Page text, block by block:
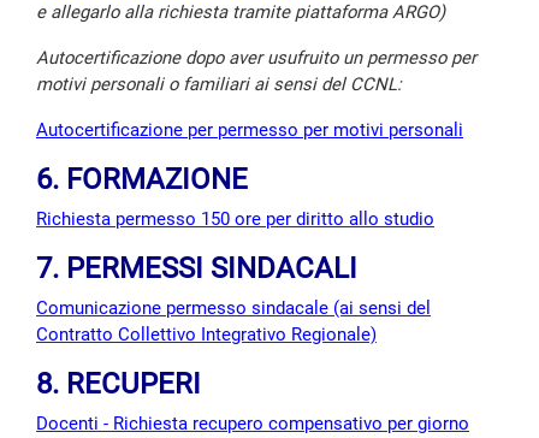
e allegarlo alla richiesta tramite piattaforma ARGO)
Autocertificazione dopo aver usufruito un permesso per
motivi personali o familiari ai sensi del CCNL:
Autocertificazione per permesso per motivi personali
6. FORMAZIONE
Richiesta permesso 150 ore per diritto allo studio
7. PERMESSI SINDACALI
Comunicazione permesso sindacale (ai sensi del
Contratto Collettivo Integrativo Regionale)
8. RECUPERI
Docenti - Richiesta recupero compensativo per giorno